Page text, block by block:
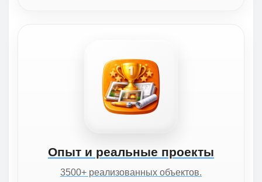
Опыт и реальные проекты
3500+ реализованных объектов.